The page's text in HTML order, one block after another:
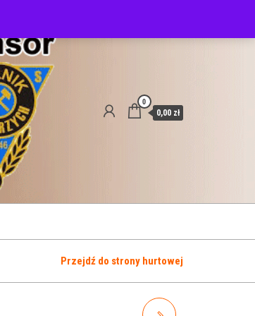
0
0,00 zł
Przejdź do strony hurtowej